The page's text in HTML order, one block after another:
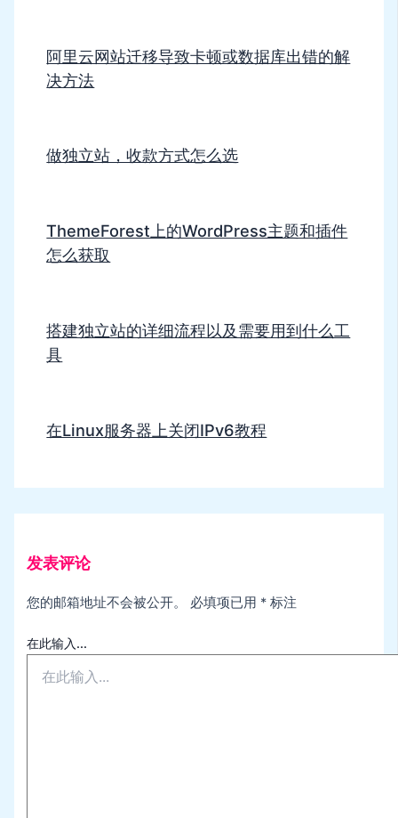
阿里云网站迁移导致卡顿或数据库出错的解
决方法
做独立站，收款方式怎么选
ThemeForest上的WordPress主题和插件
怎么获取
搭建独立站的详细流程以及需要用到什么工
具
在Linux服务器上关闭IPv6教程
发表评论
您的邮箱地址不会被公开。 必填项已用 * 标注
在此输入...